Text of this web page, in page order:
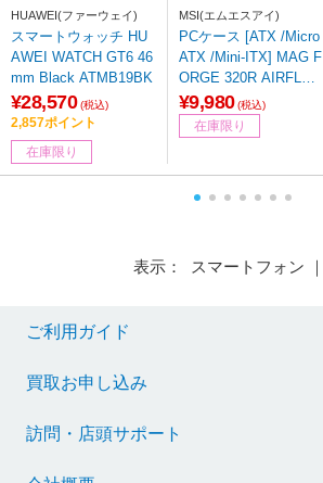
HUAWEI(ファーウェイ)
スマートウォッチ HU
AWEI WATCH GT6 46
mm Black ATMB19BK
¥28,570 (税込)
2,857ポイント
在庫限り
MSI(エムエスアイ)
PCケース [ATX /Micro
ATX /Mini-ITX] MAG F
ORGE 320R AIRFLO
W WHITE ホワイト
¥9,980 (税込)
在庫限り
表示： スマートフォン ｜
ご利用ガイド
買取お申し込み
訪問・店頭サポート